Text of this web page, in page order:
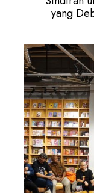
yang